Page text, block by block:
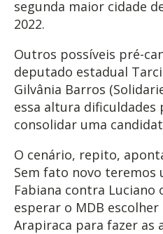
segunda maior cidade
2022.
Outros possíveis pré-
deputado estadual
Gilvânia Barros
essa altura dificuldades
consolidar uma
O cenário, repito,
Sem fato novo teremos
Fabiana contra Luciano
esperar o MDB
Arapiraca para fazer as